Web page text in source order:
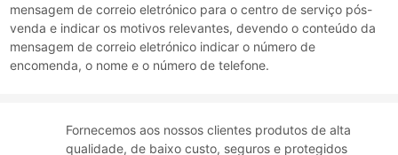
mensagem de correio eletrónico para o centro de serviço pós-
venda e indicar os motivos relevantes, devendo o conteúdo da
mensagem de correio eletrónico indicar o número de
encomenda, o nome e o número de telefone.
Fornecemos aos nossos clientes produtos de alta
qualidade, de baixo custo, seguros e protegidos